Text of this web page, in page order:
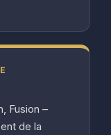
Fusion –
de la